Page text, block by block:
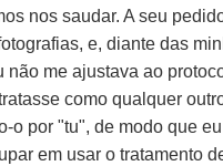
nos saudar. A seu
e, diante das
não me ajustava ao
como qualquer
o por "tu", de modo que
em usar o tratamento